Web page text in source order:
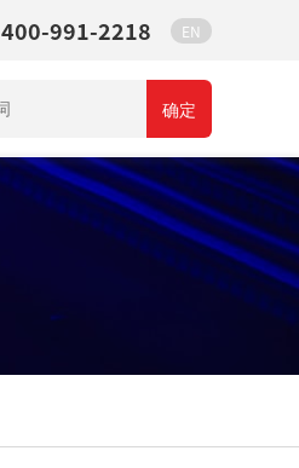
400-991-2218 EN
确定